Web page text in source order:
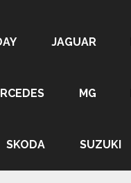
JAGUAR
MG
SKODA SUZUKI